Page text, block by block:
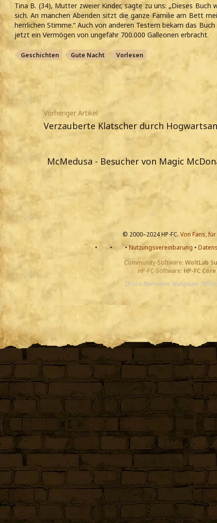
Tina B. (34), Mutter zweier Kinder, sagte zu uns: „Dieses
sich. An manchen Abenden sitzt die ganze Familie am Bett
herrlichen Stimme.“ Auch von anderen Testern bekam das
jetzt ein Vermögen von ungefähr 700.000 Galleonen erbracht.
Geschichten Gute Nacht Vorlesen
Vorheriger Artikel
Verzauberte Klatscher durch
McMedusa - Besucher von Magic
© 2000–2024 HP-FC. Von Fans,
•
• •Nutzungsvereinbarung •
Community-Software: WoltLab
HP-FC-Software: HP-FC Core
Draco Dormiens Nunquam